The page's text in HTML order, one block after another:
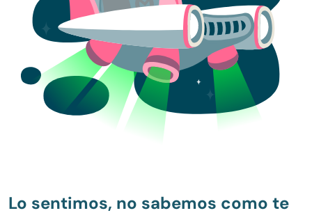
Lo sentimos, no sabemos como te